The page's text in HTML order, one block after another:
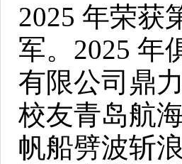
2025 年荣获
军。2025 年
有限公司鼎
校友青岛航
帆船劈波斩